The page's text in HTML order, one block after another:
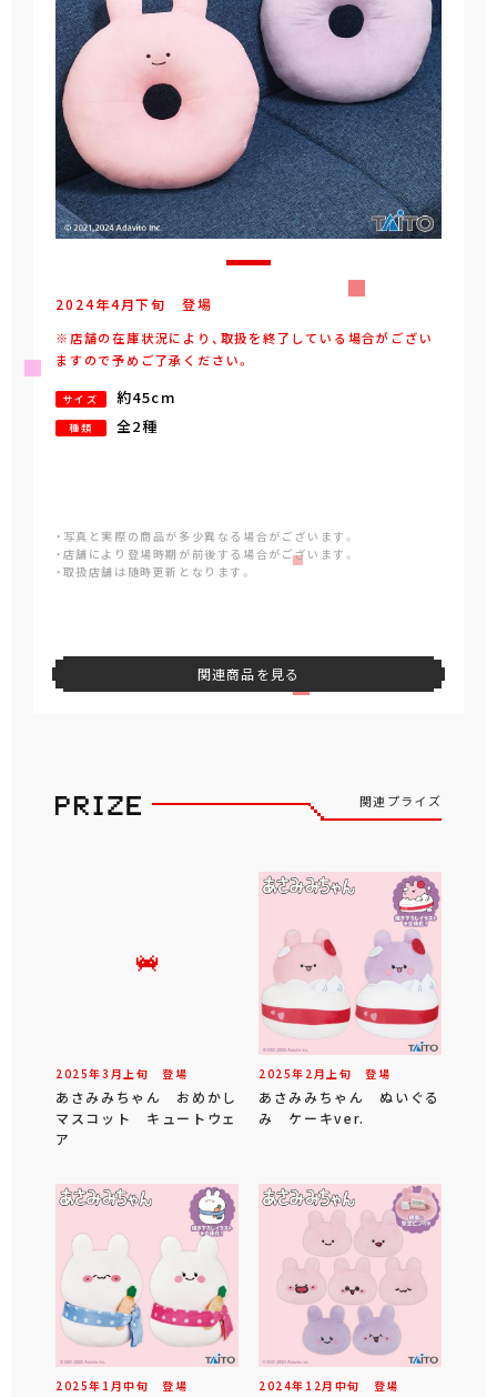
2024年4月下旬 登場
※店舗の在庫状況により、取扱を終了している場合がござい
ますので予めご了承ください。
サイズ 約45cm
種類 全2種
・写真と実際の商品が多少異なる場合がございます。
・店舗により登場時期が前後する場合がございます。
・取扱店舗は随時更新となります。
関連商品を見る
関連プライズ
2025年3 月 上旬 登場
あさみみちゃん おめかし
マスコット キュートウェ
ア
2025年 2 月 上旬 登場
あさみみちゃん ぬいぐる
み ケーキver.
2025年 1 月中旬 登場 2024年 12 月 中旬 登場